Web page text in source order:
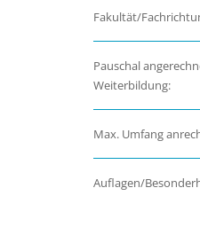
Fakultät/
Pauschal
Weiterbildung:
Max. Umfang
Auflagen/